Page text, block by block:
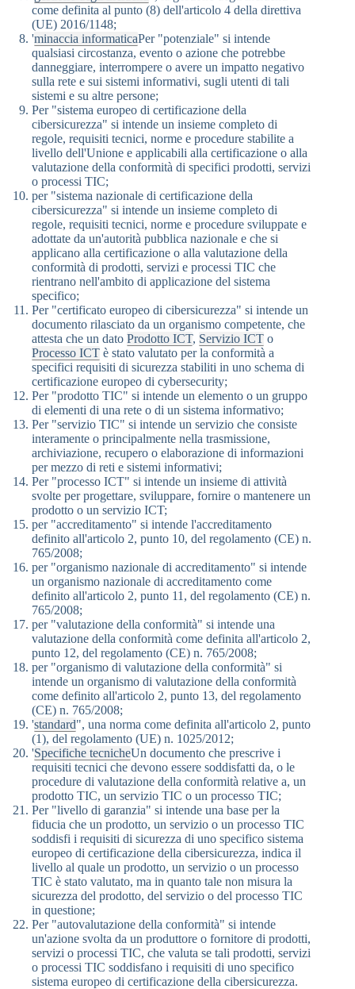
come definita al punto (8) dell'articolo 4 della direttiva
(UE) 2016/1148;
'minaccia informaticaPer "potenziale" si intende
qualsiasi circostanza, evento o azione che potrebbe
danneggiare, interrompere o avere un impatto negativo
sulla rete e sui sistemi informativi, sugli utenti di tali
sistemi e su altre persone;
Per "sistema europeo di certificazione della
cibersicurezza" si intende un insieme completo di
regole, requisiti tecnici, norme e procedure stabilite a
livello dell'Unione e applicabili alla certificazione o alla
valutazione della conformità di specifici prodotti, servizi
o processi TIC;
per "sistema nazionale di certificazione della
cibersicurezza" si intende un insieme completo di
regole, requisiti tecnici, norme e procedure sviluppate e
adottate da un'autorità pubblica nazionale e che si
applicano alla certificazione o alla valutazione della
conformità di prodotti, servizi e processi TIC che
rientrano nell'ambito di applicazione del sistema
specifico;
Per "certificato europeo di cibersicurezza" si intende un
documento rilasciato da un organismo competente, che
attesta che un dato Prodotto ICT, Servizio ICT o
Processo ICT è stato valutato per la conformità a
specifici requisiti di sicurezza stabiliti in uno schema di
certificazione europeo di cybersecurity;
Per "prodotto TIC" si intende un elemento o un gruppo
di elementi di una rete o di un sistema informativo;
Per "servizio TIC" si intende un servizio che consiste
interamente o principalmente nella trasmissione,
archiviazione, recupero o elaborazione di informazioni
per mezzo di reti e sistemi informativi;
Per "processo ICT" si intende un insieme di attività
svolte per progettare, sviluppare, fornire o mantenere un
prodotto o un servizio ICT;
per "accreditamento" si intende l'accreditamento
definito all'articolo 2, punto 10, del regolamento (CE) n.
765/2008;
per "organismo nazionale di accreditamento" si intende
un organismo nazionale di accreditamento come
definito all'articolo 2, punto 11, del regolamento (CE) n.
765/2008;
per "valutazione della conformità" si intende una
valutazione della conformità come definita all'articolo 2,
punto 12, del regolamento (CE) n. 765/2008;
per "organismo di valutazione della conformità" si
intende un organismo di valutazione della conformità
come definito all'articolo 2, punto 13, del regolamento
(CE) n. 765/2008;
'standard", una norma come definita all'articolo 2, punto
(1), del regolamento (UE) n. 1025/2012;
'Specifiche tecnicheUn documento che prescrive i
requisiti tecnici che devono essere soddisfatti da, o le
procedure di valutazione della conformità relative a, un
prodotto TIC, un servizio TIC o un processo TIC;
Per "livello di garanzia" si intende una base per la
fiducia che un prodotto, un servizio o un processo TIC
soddisfi i requisiti di sicurezza di uno specifico sistema
europeo di certificazione della cibersicurezza, indica il
livello al quale un prodotto, un servizio o un processo
TIC è stato valutato, ma in quanto tale non misura la
sicurezza del prodotto, del servizio o del processo TIC
in questione;
Per "autovalutazione della conformità" si intende
un'azione svolta da un produttore o fornitore di prodotti,
servizi o processi TIC, che valuta se tali prodotti, servizi
o processi TIC soddisfano i requisiti di uno specifico
sistema europeo di certificazione della cibersicurezza.